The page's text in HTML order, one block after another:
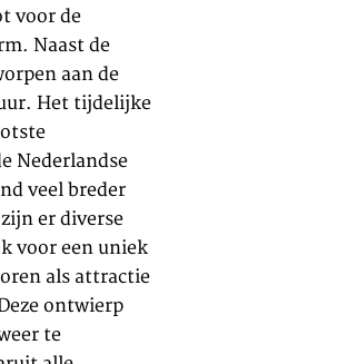
voor de
Naast de
aan de
Het tijdelijke
Nederlandse
veel breder
er diverse
voor een uniek
als attractie
ontwierp
te